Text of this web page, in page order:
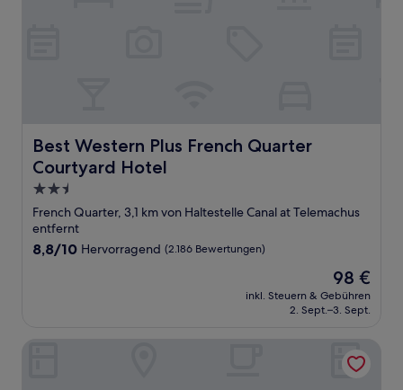
Best Western Plus French Quarter
Courtyard Hotel
Best Western Plus French Quarter Courtyard Hotel
2.5-
Sterne-
Unterkunft
French Quarter, 3,1 km von Haltestelle Canal at Telemachus
entfernt
8.8
8,8/10 Hervorragend (2.186 Bewertungen)
Der
Preis
beträgt
98 €
inkl. Steuern & Gebühren
2. Sept.–3. Sept.